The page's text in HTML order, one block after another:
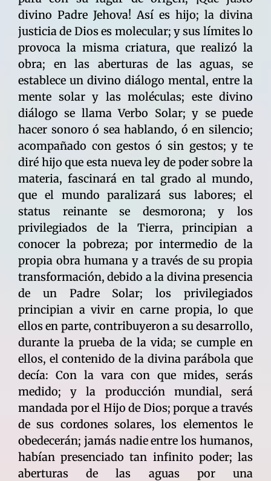
divino Padre Jehova! Así es hijo; la divina
justicia de Dios es molecular; y sus límites lo
provoca la misma criatura, que realizó la
obra; en las aberturas de las aguas, se
establece un divino diálogo mental, entre la
mente solar y las moléculas; este divino
diálogo se llama Verbo Solar; y se puede
hacer sonoro ó sea hablando, ó en silencio;
acompañado con gestos ó sin gestos; y te
diré hijo que esta nueva ley de poder sobre la
materia, fascinará en tal grado al mundo,
que el mundo paralizará sus labores; el
status reinante se desmorona; y los
privilegiados de la Tierra, principian a
conocer la pobreza; por intermedio de la
propia obra humana y a través de su propia
transformación, debido a la divina presencia
de un Padre Solar; los privilegiados
principian a vivir en carne propia, lo que
ellos en parte, contribuyeron a su desarrollo,
durante la prueba de la vida; se cumple en
ellos, el contenido de la divina parábola que
decía: Con la vara con que mides, serás
medido; y la producción mundial, será
mandada por el Hijo de Dios; porque a través
de sus cordones solares, los elementos le
obedecerán; jamás nadie entre los humanos,
habían presenciado tan infinito poder; las
aberturas de las aguas por una